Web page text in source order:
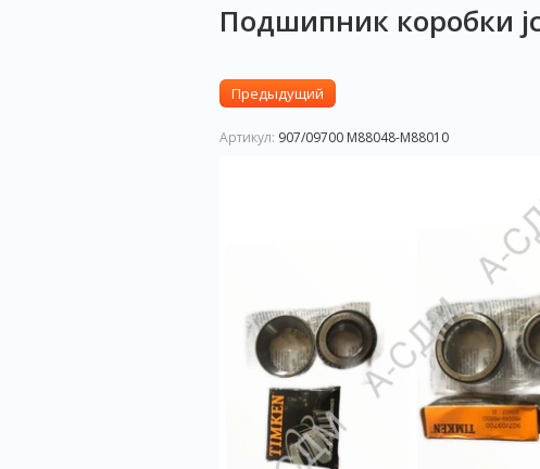
Подшипник коробки
Предыдущий
Артикул: 907/09700 M88048-M88010